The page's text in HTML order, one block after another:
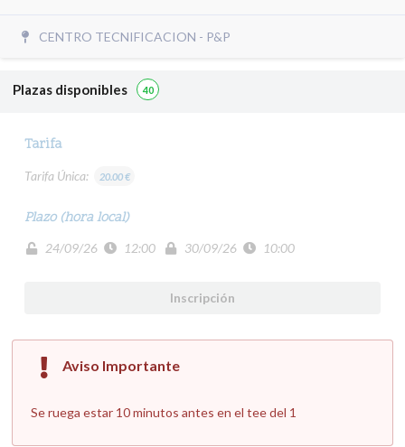
CENTRO TECNIFICACION - P&P
Plazas disponibles 40
Tarifa
Tarifa Única: 20.00 €
Plazo (hora local)
24/09/26 12:00 30/09/26 10:00
Inscripción
Aviso Importante
Se ruega estar 10 minutos antes en el tee del 1